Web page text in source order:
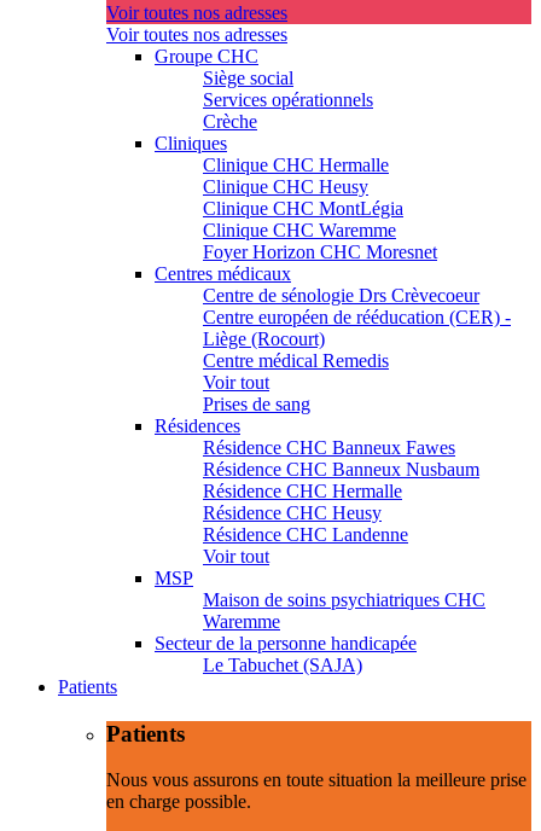
Voir toutes nos adresses
Voir toutes nos adresses
Groupe CHC
Siège social
Services opérationnels
Crèche
Cliniques
Clinique CHC Hermalle
Clinique CHC Heusy
Clinique CHC MontLégia
Clinique CHC Waremme
Foyer Horizon CHC Moresnet
Centres médicaux
Centre de sénologie Drs Crèvecoeur
Centre européen de rééducation (CER) -
Liège (Rocourt)
Centre médical Remedis
Voir tout
Prises de sang
Résidences
Résidence CHC Banneux Fawes
Résidence CHC Banneux Nusbaum
Résidence CHC Hermalle
Résidence CHC Heusy
Résidence CHC Landenne
Voir tout
MSP
Maison de soins psychiatriques CHC
Waremme
Secteur de la personne handicapée
Le Tabuchet (SAJA)
Patients
Patients
Nous vous assurons en toute situation la meilleure prise
en charge possible.